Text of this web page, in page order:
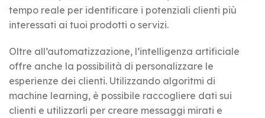
tempo reale per identificare i potenziali clienti più
interessati ai tuoi prodotti o servizi.
Oltre all’automatizzazione, l’intelligenza artificiale
offre anche la possibilità di personalizzare le
esperienze dei clienti. Utilizzando algoritmi di
machine learning, è possibile raccogliere dati sui
clienti e utilizzarli per creare messaggi mirati e